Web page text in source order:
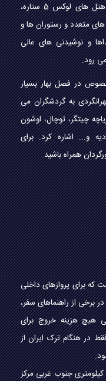
دارای جاذبه های گردشگری فراوانی است. هتل های لوکس 5 ستاره،
های متعدد و رستوران ها و
و نوشیدنی های عالی
رود.
در فصل بهار بسیار
به گردشگران می
چیتگر، توچال، اوشون
و... اشاره کرد. برای
همراه باشید.
که برای پروازهای داخلی
برخی از راهنماهای سفر،
هیچ هزینه خروج برای
در هنگام ترک ایران از
بین المللی امام خمینی واقع در 55 کیلومتری جنوب غربی مرکز